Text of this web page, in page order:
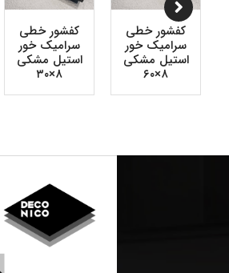
کفشور خطی
سرامیک خور
استیل مشکی
۸×۶۰
کفشور خطی
سرامیک خور
استیل مشکی
۸×۳۰